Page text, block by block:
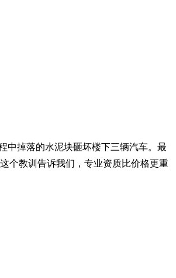
中掉落的水泥块砸坏楼下三辆汽车。最
个教训告诉我们，专业资质比价格更重